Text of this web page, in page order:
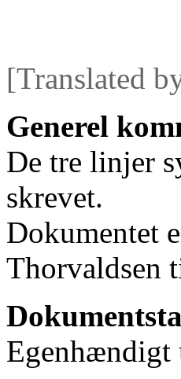
[Translated
Generel
De tre linjer
skrevet.
Dokumentet
Thorvaldsen
Egenhændigt